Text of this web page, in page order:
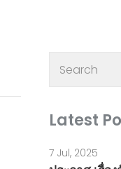
Latest
7 Jul, 2025